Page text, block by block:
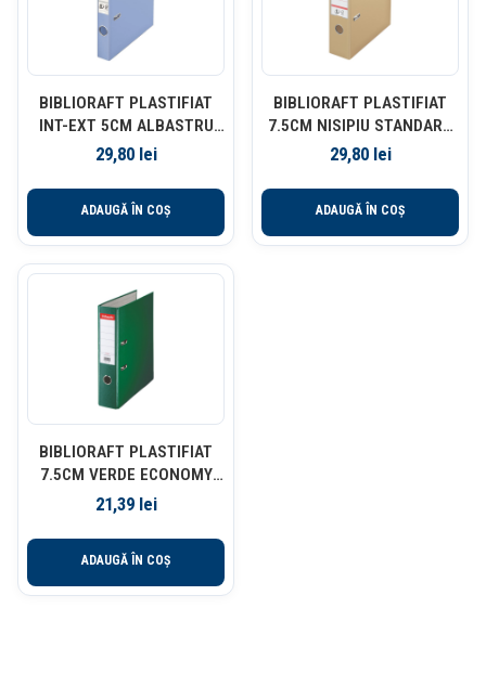
BIBLIORAFT PLASTIFIAT
INT-EXT 5CM ALBASTRU
DES NR1 POWER ESSELTE
29,80 lei
ADAUGĂ ÎN COȘ
BIBLIORAFT PLASTIFIAT
7.5CM NISIPIU STANDARD
ESSELTE
29,80 lei
ADAUGĂ ÎN COȘ
BIBLIORAFT PLASTIFIAT
7.5CM VERDE ECONOMY
ESSELTE
21,39 lei
ADAUGĂ ÎN COȘ